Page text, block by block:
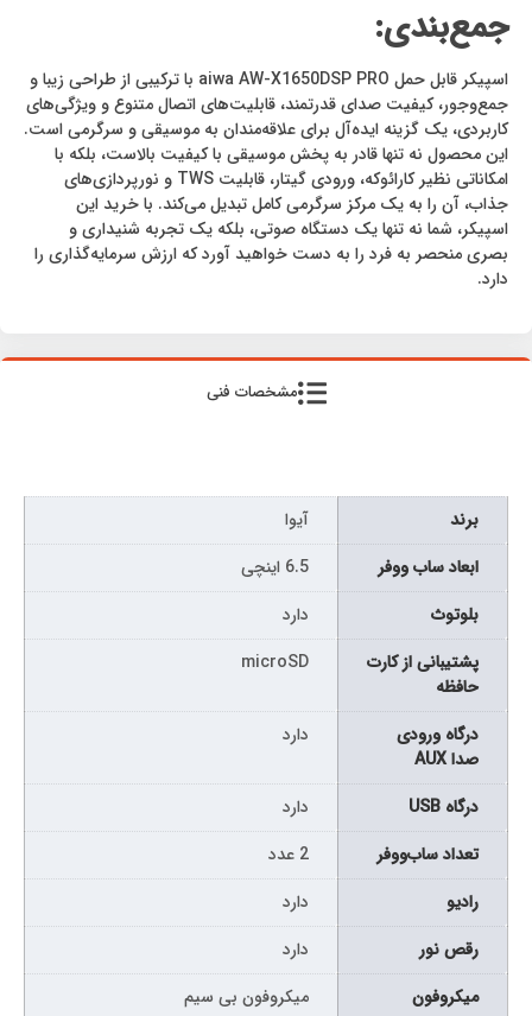
جمع‌بندی:
اسپیکر قابل حمل aiwa AW-X1650DSP PRO با ترکیبی از طراحی زیبا و
جمع‌وجور، کیفیت صدای قدرتمند، قابلیت‌های اتصال متنوع و ویژگی‌های
کاربردی، یک گزینه ایده‌آل برای علاقه‌مندان به موسیقی و سرگرمی است.
این محصول نه تنها قادر به پخش موسیقی با کیفیت بالاست، بلکه با
امکاناتی نظیر کارائوکه، ورودی گیتار، قابلیت TWS و نورپردازی‌های
جذاب، آن را به یک مرکز سرگرمی کامل تبدیل می‌کند. با خرید این
اسپیکر، شما نه تنها یک دستگاه صوتی، بلکه یک تجربه شنیداری و
بصری منحصر به فرد را به دست خواهید آورد که ارزش سرمایه‌گذاری را
دارد.
مشخصات فنی
برند
آیوا
ابعاد ساب ووفر
6.5 اینچی
بلوتوث
دارد
پشتیبانی از کارت
حافظه
microSD
درگاه ورودی
صدا AUX
دارد
درگاه USB
دارد
تعداد ساب‌ووفر
2 عدد
رادیو
دارد
رقص نور
دارد
میکروفون
میکروفون بی سیم